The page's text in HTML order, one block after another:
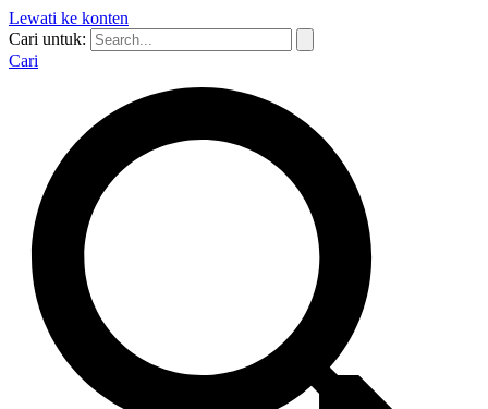
Lewati ke konten
Cari untuk:
Cari